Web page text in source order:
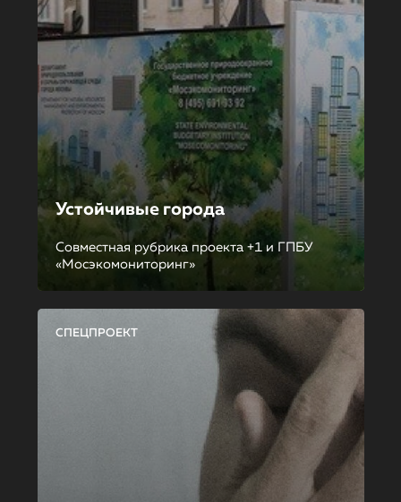
Устойчивые города
Совместная рубрика проекта +1 и ГПБУ
«Мосэкомониторинг»
СПЕЦПРОЕКТ